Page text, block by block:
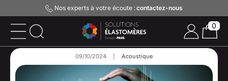
Nos experts à votre écoute :contactez-nous
09/10/2024 Acoustique
0